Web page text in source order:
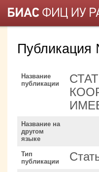
Название
публикации
Название на
другом
языке
Тип
публикации